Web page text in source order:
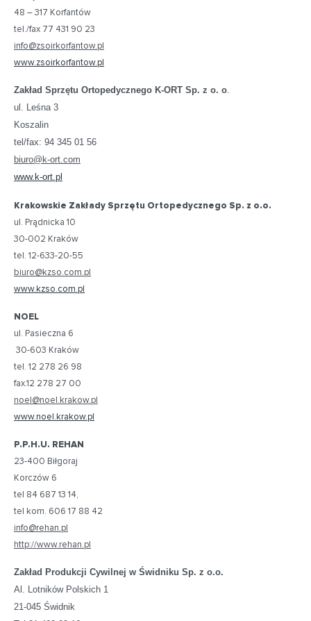
48 – 317 Korfantów
tel./fax 77 431 90 23
info@zsoirkorfantow.pl
www.zsoirkorfantow.pl
Zakład Sprzętu Ortopedycznego K-ORT Sp. z o. o.
ul. Leśna 3
Koszalin
tel/fax: 94 345 01 56
biuro@k-ort.com
www.k-ort.pl
Krakowskie Zakłady Sprzętu Ortopedycznego Sp. z o.o.
ul. Prądnicka 10
30-002 Kraków
tel. 12-633-20-55
biuro@kzso.com.pl
www.kzso.com.pl
NOEL
ul. Pasieczna 6
30-603 Kraków
tel. 12 278 26 98
fax.12 278 27 00
noel@noel.krakow.pl
www.noel.krakow.pl
P.P.H.U. REHAN
23-400 Biłgoraj
Korczów 6
tel 84 687 13 14,
tel kom. 606 17 88 42
info@rehan.pl
http://www.rehan.pl
Zakład Produkcji Cywilnej w Świdniku Sp. z o.o.
Al. Lotników Polskich 1
21-045 Świdnik